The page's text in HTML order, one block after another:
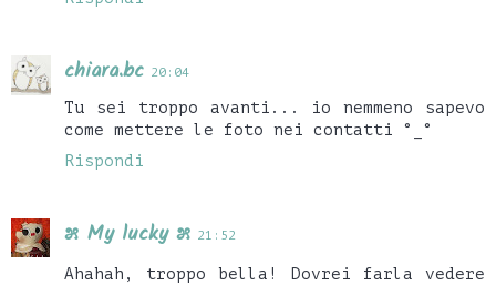
chiara.bc 20:04
Tu sei troppo avanti... io nemmeno sapevo
come mettere le foto nei contatti °_°
Rispondi
೫ My lucky ೫ 21:52
Ahahah, troppo bella! Dovrei farla vedere